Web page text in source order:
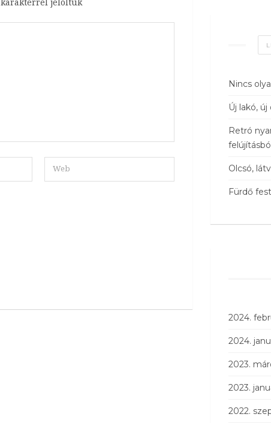
karakterrel jelöltük
Nincs
Új lakó, új
Retró
Olcsó,
Fürdő
2024.
2024.
2023.
2023.
2022.